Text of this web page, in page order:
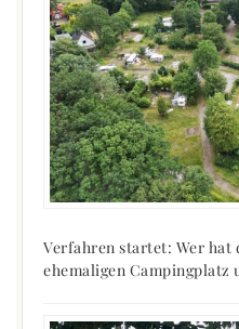
Verfahren startet: Wer hat
ehemaligen Campingplatz